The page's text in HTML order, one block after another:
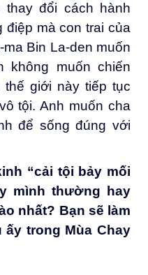
đổi cách hành
điệp mà con trai của
Bin La-den muốn
không muốn chiến
thế giới này tiếp tục
tội. Anh muốn cha
để sống đúng với
“cải tội bảy mối
mình thường hay
nhất? Bạn sẽ làm
ấy trong Mùa Chay